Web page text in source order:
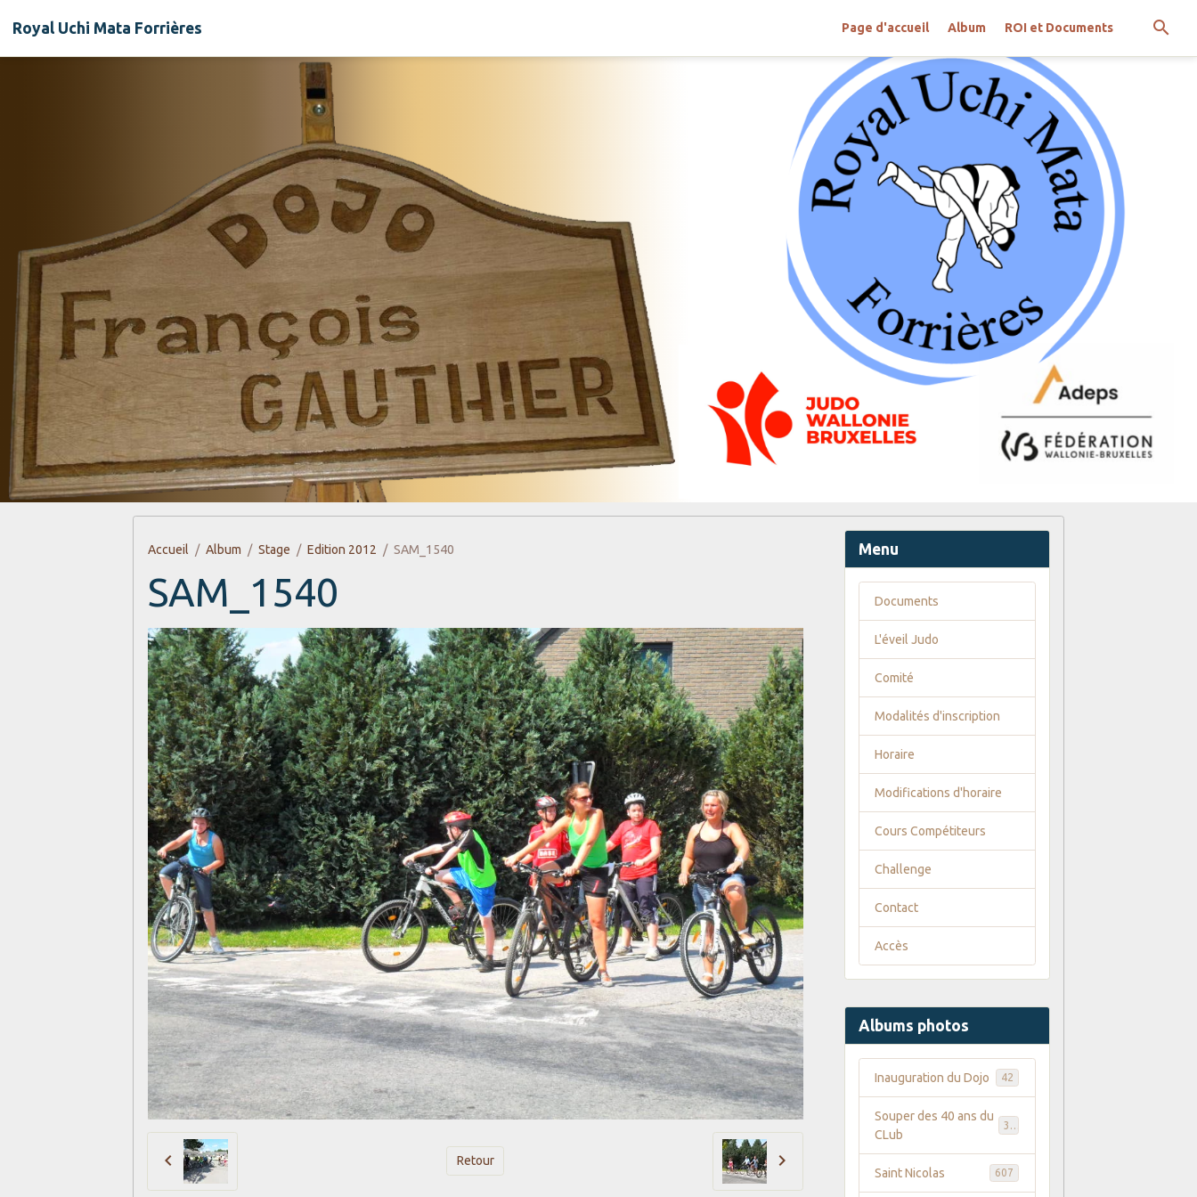
Royal Uchi Mata Forrières Page d'accueil Album ROI et Documents
Accueil Album Stage Edition 2012 SAM_1540
SAM_1540
Retour
Menu
Documents
L'éveil Judo
Comité
Modalités d'inscription
Horaire
Modifications d'horaire
Cours Compétiteurs
Challenge
Contact
Accès
Albums photos
Inauguration du Dojo 42
Souper des 40 ans du
CLub
Saint Nicolas 607